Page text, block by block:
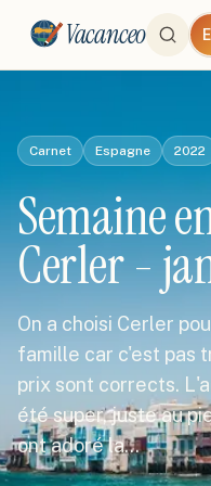
Vacanceo
Carnet Espagne 2022
Semaine
Cerler -
On a choisi Cerler
famille car c'est pas
prix sont corrects.
été super, juste au
ont adoré la…